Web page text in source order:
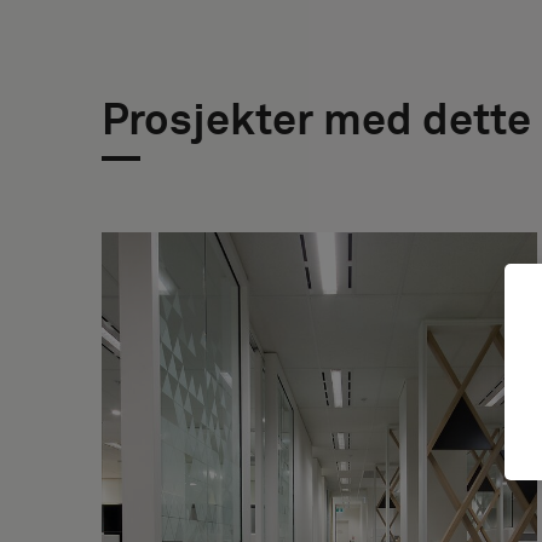
Prosjekter med